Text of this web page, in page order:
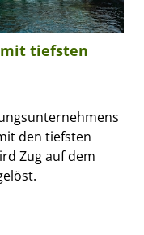
mit tiefsten
den tiefsten
Zug auf dem